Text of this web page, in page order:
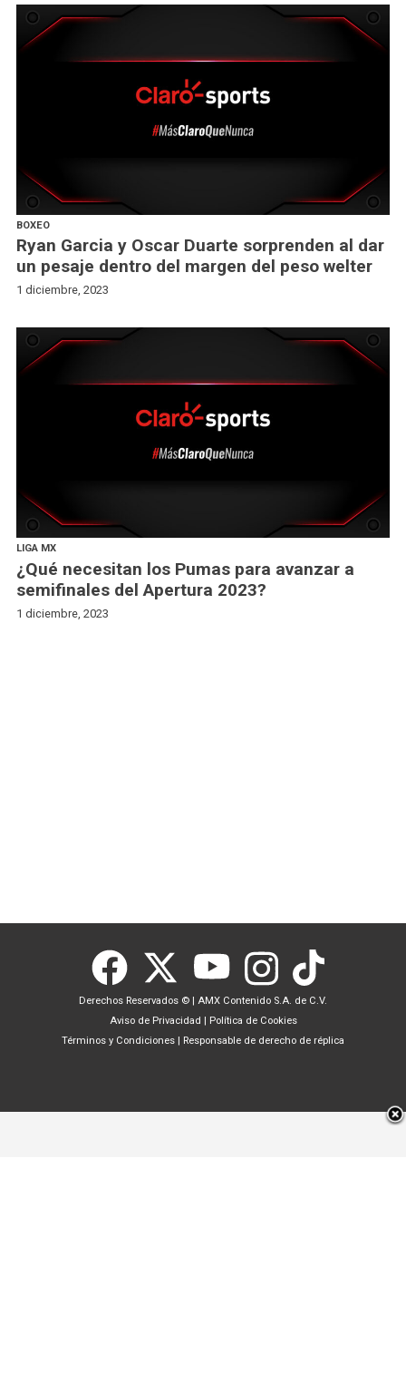
BOXEO
Ryan Garcia y Oscar Duarte sorprenden al dar
un pesaje dentro del margen del peso welter
1 diciembre, 2023
LIGA MX
¿Qué necesitan los Pumas para avanzar a
semifinales del Apertura 2023?
1 diciembre, 2023
Derechos Reservados ©
AMX Contenido S.A. de C.V.
Aviso de Privacidad
Política de Cookies
Términos y Condiciones
Responsable de derecho de réplica